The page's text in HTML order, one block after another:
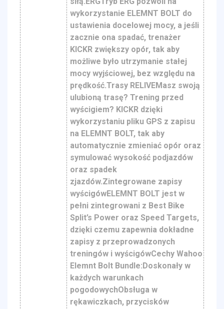
wykorzystanie ELEMNT BOLT do
ustawienia docelowej mocy, a jeśli
zacznie ona spadać, trenażer
KICKR zwiększy opór, tak aby
możliwe było utrzymanie stałej
mocy wyjściowej, bez względu na
prędkość.Trasy RELIVEMasz swoją
ulubioną trasę? Trening przed
wyścigiem? KICKR dzięki
wykorzystaniu pliku GPS z zapisu
na ELEMNT BOLT, tak aby
automatycznie zmieniać opór oraz
symulować wysokość podjazdów
oraz spadek
zjazdów.Zintegrowane zapisy
wyścigówELEMNT BOLT jest w
pełni zintegrowani z Best Bike
Split’s Power oraz Speed Targets,
dzięki czemu zapewnia dokładne
zapisy z przeprowadzonych
treningów i wyścigówCechy Wahoo
Elemnt Bolt Bundle:Doskonały w
każdych warunkach
pogodowychObsługa w
rękawiczkach, przycisków